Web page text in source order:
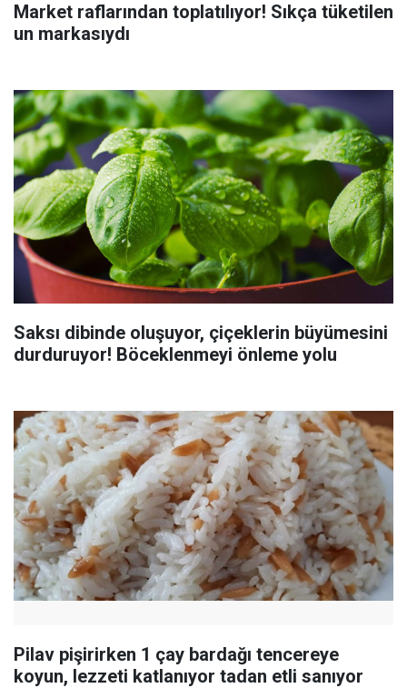
Market raflarından toplatılıyor! Sıkça tüketilen
un markasıydı
Saksı dibinde oluşuyor, çiçeklerin büyümesini
durduruyor! Böceklenmeyi önleme yolu
Pilav pişirirken 1 çay bardağı tencereye
koyun, lezzeti katlanıyor tadan etli sanıyor